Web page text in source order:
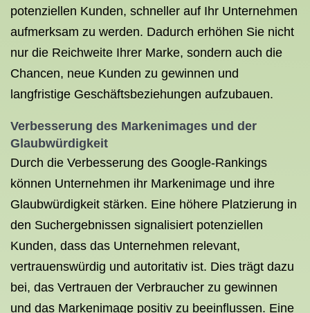
potenziellen Kunden, schneller auf Ihr Unternehmen
aufmerksam zu werden. Dadurch erhöhen Sie nicht
nur die Reichweite Ihrer Marke, sondern auch die
Chancen, neue Kunden zu gewinnen und
langfristige Geschäftsbeziehungen aufzubauen.
Verbesserung des Markenimages und der
Glaubwürdigkeit
Durch die Verbesserung des Google-Rankings
können Unternehmen ihr Markenimage und ihre
Glaubwürdigkeit stärken. Eine höhere Platzierung in
den Suchergebnissen signalisiert potenziellen
Kunden, dass das Unternehmen relevant,
vertrauenswürdig und autoritativ ist. Dies trägt dazu
bei, das Vertrauen der Verbraucher zu gewinnen
und das Markenimage positiv zu beeinflussen. Eine